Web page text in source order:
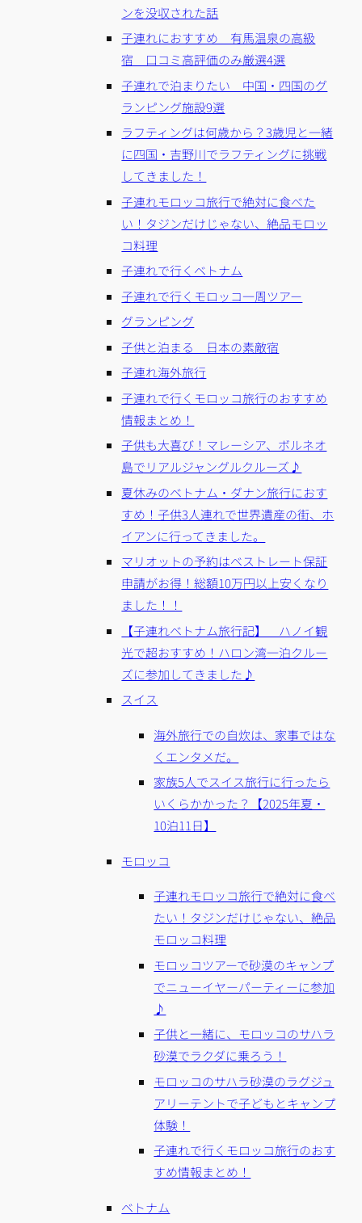
ンを没収された話
子連れにおすすめ 有馬温泉の高級
宿 口コミ高評価のみ厳選4選
子連れで泊まりたい 中国・四国のグ
ランピング施設9選
ラフティングは何歳から？3歳児と一緒
に四国・吉野川でラフティングに挑戦
してきました！
子連れモロッコ旅行で絶対に食べた
い！タジンだけじゃない、絶品モロッ
コ料理
子連れで行くベトナム
子連れで行くモロッコ一周ツアー
グランピング
子供と泊まる 日本の素敵宿
子連れ海外旅行
子連れで行くモロッコ旅行のおすすめ
情報まとめ！
子供も大喜び！マレーシア、ボルネオ
島でリアルジャングルクルーズ♪
夏休みのベトナム・ダナン旅行におす
すめ！子供3人連れで世界遺産の街、ホ
イアンに行ってきました。
マリオットの予約はベストレート保証
申請がお得！総額10万円以上安くなり
ました！！
【子連れベトナム旅行記】 ハノイ観
光で超おすすめ！ハロン湾一泊クルー
ズに参加してきました♪
スイス
海外旅行での自炊は、家事ではな
くエンタメだ。
家族5人でスイス旅行に行ったら
いくらかかった？【2025年夏・
10泊11日】
モロッコ
子連れモロッコ旅行で絶対に食べ
たい！タジンだけじゃない、絶品
モロッコ料理
モロッコツアーで砂漠のキャンプ
でニューイヤーパーティーに参加
♪
子供と一緒に、モロッコのサハラ
砂漠でラクダに乗ろう！
モロッコのサハラ砂漠のラグジュ
アリーテントで子どもとキャンプ
体験！
子連れで行くモロッコ旅行のおす
すめ情報まとめ！
ベトナム